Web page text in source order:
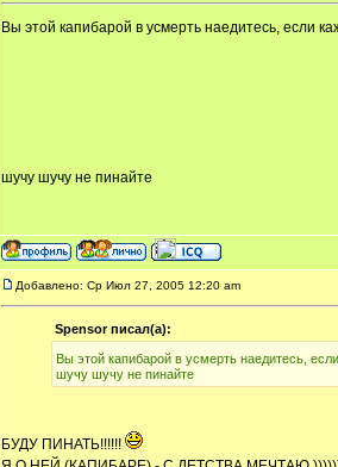
Вы этой капибарой в усмерть наедитесь, если
шучу шучу не пинайте
Добавлено: Ср Июл 27, 2005 12:20 am
Spensor писал(а):
Вы этой капибарой в усмерть наедитесь,
шучу шучу не пинайте
БУДУ ПИНАТЬ!!!!!!